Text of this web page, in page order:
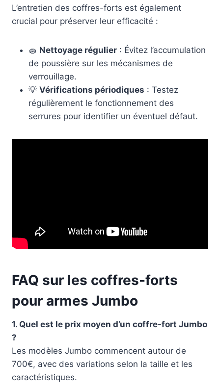
L’entretien des coffres-forts est également
crucial pour préserver leur efficacité :
🧽 Nettoyage régulier : Évitez l’accumulation
de poussière sur les mécanismes de
verrouillage.
💡 Vérifications périodiques : Testez
régulièrement le fonctionnement des
serrures pour identifier un éventuel défaut.
FAQ sur les coffres-forts
pour armes Jumbo
1. Quel est le prix moyen d’un coffre-fort Jumbo
?
Les modèles Jumbo commencent autour de
700€, avec des variations selon la taille et les
caractéristiques.